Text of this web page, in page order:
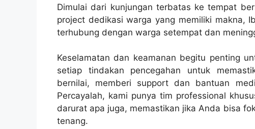
Dimulai dari kunjungan terbatas ke tempat
project dedikasi warga yang memiliki makna,
terhubung dengan warga setempat dan
Keselamatan dan keamanan begitu penting
setiap tindakan pencegahan untuk
bernilai, memberi support dan bantuan
Percayalah, kami punya tim professional
darurat apa juga, memastikan jika Anda bisa
tenang.